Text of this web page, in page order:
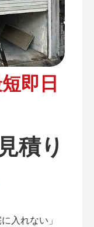
即日
積り
入れない」